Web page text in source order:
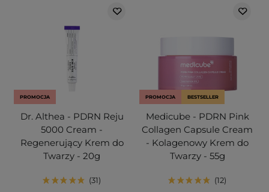
PROMOCJA
Dr. Althea - PDRN Reju
5000 Cream -
Regenerujący Krem do
Twarzy - 20g
31
PROMOCJA BESTSELLER
Medicube - PDRN Pink
Collagen Capsule Cream
- Kolagenowy Krem do
Twarzy - 55g
12